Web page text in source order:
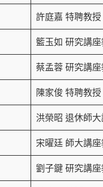
許庭嘉 特聘教授
籃玉如 研究講座
蔡孟蓉 研究講座
陳家俊 特聘教授
洪榮昭 退休師
宋曜廷 師大講
劉子鍵 研究講座